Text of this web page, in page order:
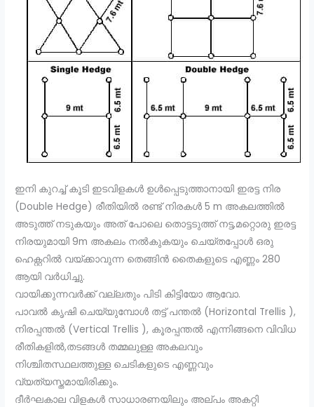
ഇനി കുറച്ച് കൂടി ഇടവിളകൾ ഉൾപ്പെടുത്താനായി ഇരട്ട നിര
(Double Hedge) രീതിയിൽ രണ്ട് നിരകൾ 5 m അകലത്തിൽ
അടുത്ത് നടുകയും അത് പോലെ തൊട്ടടുത്ത് നട്ട,മറ്റൊരു ഇരട്ട
നിരയുമായി 9m അകലം നൽകുകയും ചെയ്തപ്പോൾ ഒരു
ഹെക്റ്ററിൽ വയ്ക്കാവുന്ന തെങ്ങിൻ തൈകളുടെ എണ്ണം 280
ആയി വർധിച്ചു.
വായിക്കുന്നവർക്ക് വല്ലതും പിടി കിട്ടിയോ ആവോ.
പാവൽ കൃഷി ചെയ്യുമ്പോൾ തട്ട് പന്തൽ (Horizontal Trellis ),
നിരപ്പന്തൽ (Vertical Trellis ), കൂരപ്പന്തൽ എന്നിങ്ങനെ വിവിധ
രീതികളിൽ,തടങ്ങൾ തമ്മലുള്ള അകലവും
നിശ്ചിതസ്ഥലത്തുള്ള ചെടികളുടെ എണ്ണവും
വ്യത്യസ്തമായിരിക്കും.
ദീർഘകാല വിളകൾ സാധാരണയിലും അല്പം അകറ്റി